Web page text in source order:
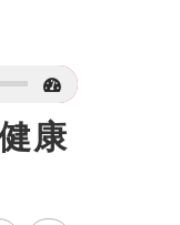
康